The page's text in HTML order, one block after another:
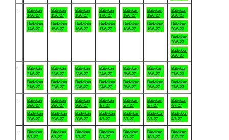
Båtviken
14/6-27
Badviken
14/6-27
Båtviken
15/6-27
Badviken
15/6-27
Båtviken
16/6-27
Badviken
16/6-27
Båtviken
17/6-27
Badviken
17/6-27
Båtviken
18/6-27
Badviken
18/6-27
Båtviken
19/6-27
Badviken
19/6-27
Båtviken
20/6-27
Båtviken
20/6-27
Badviken
20/6-27
Badviken
20/6-27
Båtviken
21/6-27
Badviken
21/6-27
Båtviken
22/6-27
Badviken
22/6-27
Båtviken
23/6-27
Badviken
23/6-27
Båtviken
24/6-27
Badviken
24/6-27
Båtviken
25/6-27
Badviken
25/6-27
Båtviken
26/6-27
Badviken
26/6-27
Båtviken
27/6-27
Badviken
27/6-27
Båtviken
28/6-27
Badviken
28/6-27
Båtviken
29/6-27
Badviken
29/6-27
Båtviken
30/6-27
Badviken
30/6-27
Båtviken
1/7-27
Badviken
1/7-27
Båtviken
2/7-27
Badviken
2/7-27
Båtviken
3/7-27
Badviken
3/7-27
Båtviken
4/7-27
Badviken
4/7-27
Båtviken
5/7-27
Båtviken
6/7-27
Båtviken
7/7-27
Båtviken
8/7-27
Båtviken
9/7-27
Båtviken
10/7-27
Båtviken
11/7-27